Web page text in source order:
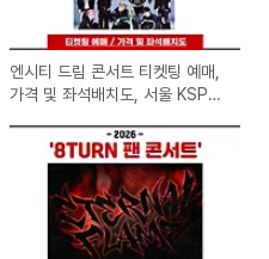
엔시티 드림 콘서트 티켓팅 예매,
가격 및 좌석배치도, 서울 KSPO
DREAM TOUR )